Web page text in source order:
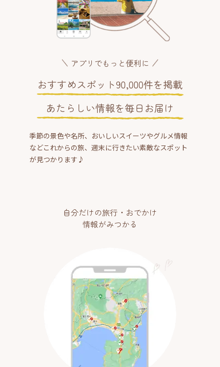
アプリでもっと便利に
おすすめスポット90,000件を掲載
あたらしい情報を毎日お届け
季節の景色や名所、おいしいスイーツやグルメ情報
などこれからの旅、週末に行きたい素敵なスポット
が見つかります♪
自分だけの旅行・おでかけ
情報がみつかる